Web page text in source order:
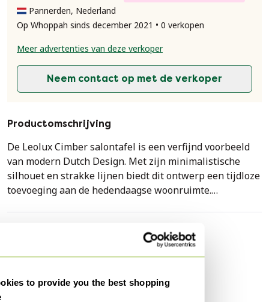
to provide you the best shopping
Pannerden, Nederland
Op Whoppah sinds december 2021 • 0 verkopen
Meer advertenties van deze verkoper
Neem contact op met de verkoper
Productomschrijving
De Leolux Cimber salontafel is een verfijnd voorbeeld
van modern Dutch Design. Met zijn minimalistische
silhouet en strakke lijnen biedt dit ontwerp een tijdloze
toevoeging aan de hedendaagse woonruimte.
afwerking, rustend op een elegant metalen onderstel
met een kenmerkende geometrische structuur. De witte
uitstraling. Het originele Leolux merkplaatje en
productlabel zijn aan de onderzijde aanwezig, wat de
Conditie
Goed
Kleuren
Wit, Crème